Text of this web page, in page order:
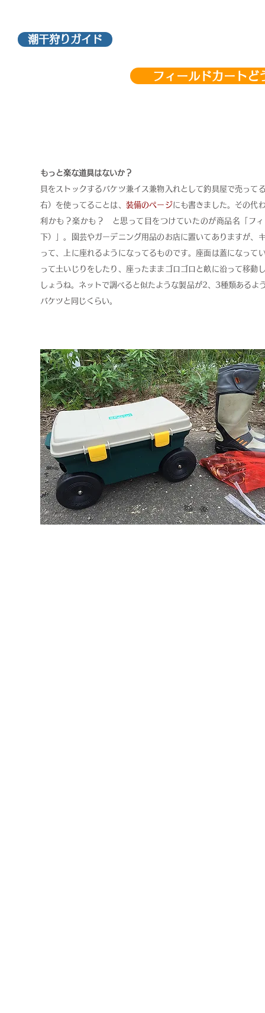
潮干狩りガイド
フィールドカートど
もっと楽な道具はないか？
貝をストックするバケツ兼イス兼物入れとして釣具屋で売って
右）を使ってることは、 装備のページにも書きました。その代
利かも？楽かも？ と思って目をつけていたのが商品名「フ
下）」。園芸やガーデニング用品のお店に置いてありますが、
って、上に座れるようになってるものです。座面は蓋になって
って土いじりをしたり、座ったままゴロゴロと畝に沿って移動
しょうね。ネットで調べると似たような製品が2、3種類あるよ
バケツと同じくらい。